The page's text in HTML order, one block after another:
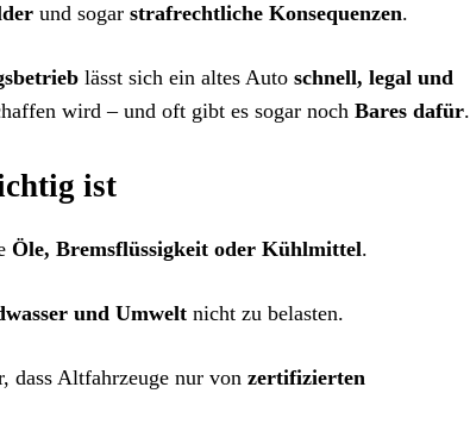
und sogar strafrechtliche Konsequenzen.
lässt sich ein altes Auto schnell, legal und
wird – und oft gibt es sogar noch Bares dafür.
ist
Öle, Bremsflüssigkeit oder Kühlmittel.
und Umwelt nicht zu belasten.
dass Altfahrzeuge nur von zertifizierten